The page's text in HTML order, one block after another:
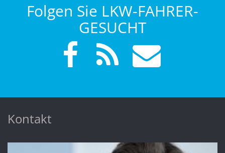
Folgen Sie LKW-FAHRER-
GESUCHT
Kontakt